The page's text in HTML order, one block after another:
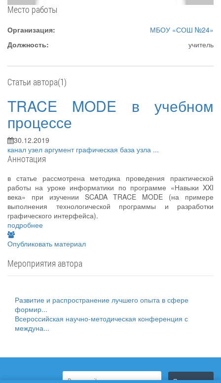
Место работы
Организация:
МБОУ «СОШ №24»
Должность:
учитель
Статьи автора(1)
TRACE MODE в учебном
процессе
30.12.2019
канал узел аргумент графическая база узла ...
Аннотация
в статье рассмотрена методика проведения практической
работы на уроке информатики по программе «Навыки XXI
века» при изучении SCADA TRACE MODE (на примере
выполнения технологической программы и разработки
графического интерфейса).
подробнее
Опубликовать материал
Мероприятия автора
Развитие и распространение лучшего опыта в сфере
формир...
Всероссийская научно-методическая конференция с
междуна...